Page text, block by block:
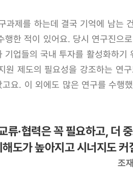
과제를 하는데 결국 기억에 남는
행한 적이 있어요. 당시 연구진으
기업들의 국내 투자를 활성화하
원 제도의 필요성을 강조하는 연
요. 이 외에도 많은 연구를 수행
류·협력은 꼭 필요하고, 더
도가 높아지고 시너지도 커
조